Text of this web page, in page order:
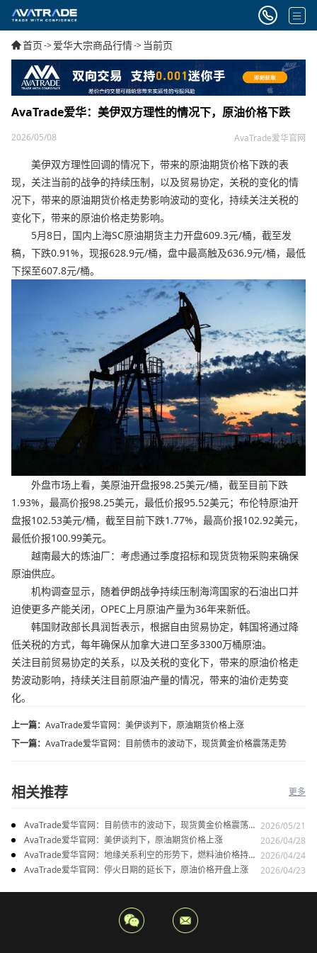
首页->爱华大宗商品行情-> 当前页
AvaTrade爱华：美伊双方理性的情况下，原油价格下跌
2026/05/08 AvaTrade爱华官网
美伊双方理性回调的情况下，带来的原油期货价格下跌的表
现，关注当前的战争的持续压制，以及贸易协定，关税的变化的情
况下，带来的原油期货价格走势影响波动的变化，持续关注关税的
变化下，带来的原油价格走势影响。
5月8日，国内上海SC原油期货主力开盘609.3元/桶，截至发
稿，下跌0.91%，现报628.9元/桶，盘中最高触及636.9元/桶，最低
下探至607.8元/桶。
外盘市场上看，美原油开盘报98.25美元/桶，截至目前下跌
1.93%，最高价报98.25美元，最低价报95.52美元；布伦特原油开
盘报102.53美元/桶，截至目前下跌1.77%，最高价报102.92美元，
最低价报100.99美元。
越南最大的炼油厂：考虑通过季度招标和现货货物采购来确保
原油供应。
机构调查显示，随着伊朗战争持续压制海湾国家的石油出口并
迫使更多产能关闭，OPEC上月原油产量为36年来新低。
韩国财政部长具润哲表示，根据自由贸易协定，韩国将通过降
低关税的方式，每年确保从加拿大进口至多3300万桶原油。
关注目前贸易协定的关系，以及关税的变化下，带来的原油价格走
势波动影响，持续关注目前原油产量的情况，带来的油价走势变
化。
上一篇： AvaTrade爱华官网：美伊谈判下，原油期货价格上涨
下一篇： AvaTrade爱华官网：目前债市的波动下，现货黄金价格震荡走势
相关推荐 更多
AvaTrade爱华官网：目前债市的波动下，现货黄金价格震荡走
势
2026/05/21
AvaTrade爱华官网：美伊谈判下，原油期货价格上涨
2026/04/28
AvaTrade爱华官网：地缘关系利空的形势下，燃料油价格持续
上涨
2026/04/24
AvaTrade爱华官网：停火日期的延长下，原油价格开盘上涨
2026/04/23